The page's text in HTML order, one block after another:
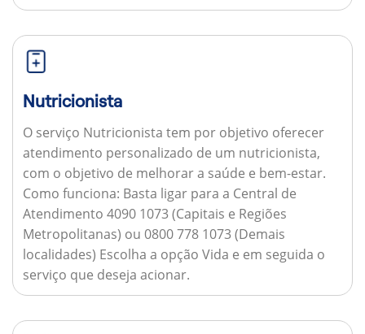
Nutricionista
O serviço Nutricionista tem por objetivo oferecer
atendimento personalizado de um nutricionista,
com o objetivo de melhorar a saúde e bem-estar.
Como funciona: Basta ligar para a Central de
Atendimento 4090 1073 (Capitais e Regiões
Metropolitanas) ou 0800 778 1073 (Demais
localidades) Escolha a opção Vida e em seguida o
serviço que deseja acionar.